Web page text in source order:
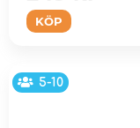
KÖP
5-10